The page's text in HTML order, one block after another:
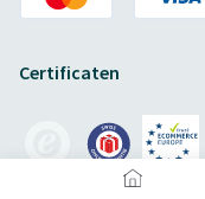
Certificaten